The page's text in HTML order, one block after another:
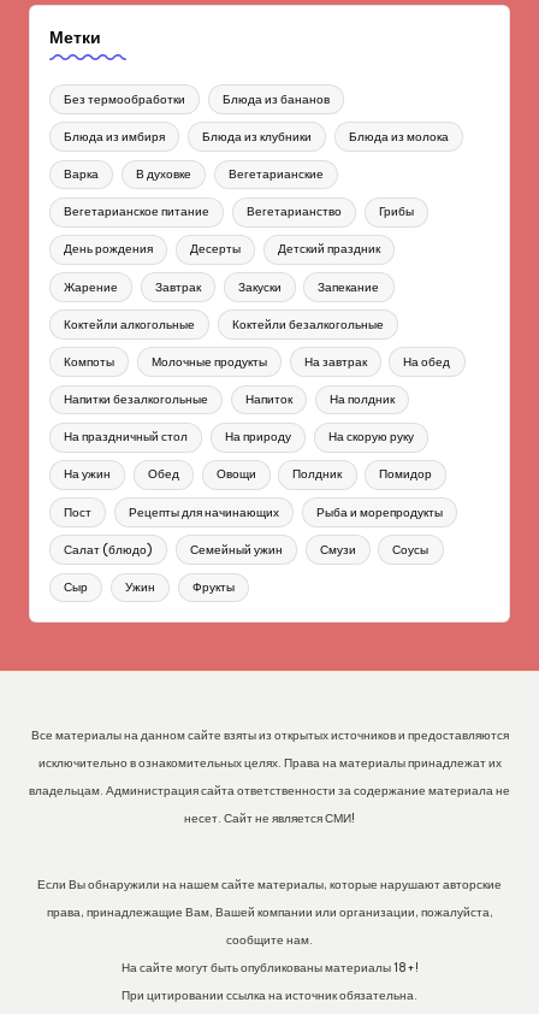
Метки
Без термообработки Блюда из бананов
Блюда из имбиря Блюда из клубники Блюда из молока
Варка В духовке Вегетарианские
Вегетарианское питание Вегетарианство Грибы
День рождения Десерты Детский праздник
Жарение Завтрак Закуски Запекание
Коктейли алкогольные Коктейли безалкогольные
Компоты Молочные продукты На завтрак На обед
Напитки безалкогольные Напиток На полдник
На праздничный стол На природу На скорую руку
На ужин Обед Овощи Полдник Помидор
Пост Рецепты для начинающих Рыба и морепродукты
Салат (блюдо) Семейный ужин Смузи Соусы
Сыр Ужин Фрукты
Все материалы на данном сайте взяты из открытых источников и предоставляются
исключительно в ознакомительных целях. Права на материалы принадлежат их
владельцам. Администрация сайта ответственности за содержание материала не
несет. Сайт не является СМИ!
Если Вы обнаружили на нашем сайте материалы, которые нарушают авторские
права, принадлежащие Вам, Вашей компании или организации, пожалуйста,
сообщите нам.
На сайте могут быть опубликованы материалы 18+!
При цитировании ссылка на источник обязательна.